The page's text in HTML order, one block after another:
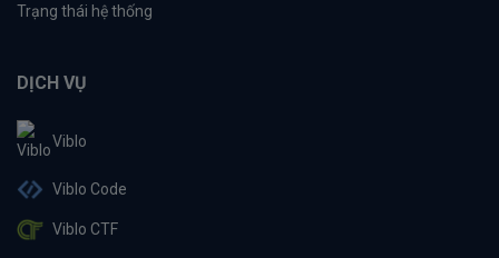
Trạng thái hệ thống
DỊCH VỤ
Viblo
Viblo Code
Viblo CTF